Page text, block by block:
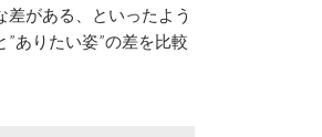
差がある、といったよう
ありたい姿”の差を比較